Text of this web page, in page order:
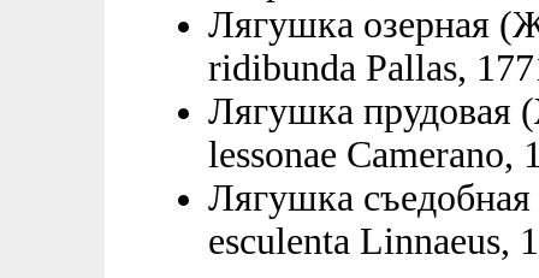
Лягушка озерная
ridibunda Pallas,
Лягушка прудовая
lessonae Camerano,
Лягушка съедобная
esculenta Linnaeus,